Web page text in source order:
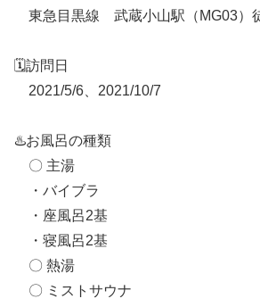
東急目黒線 武蔵小山駅（MG03）
🗓訪問日
2021/5/6、2021/10/7
♨️お風呂の種類
〇 主湯
・バイブラ
・座風呂2基
・寝風呂2基
〇 熱湯
〇 ミストサウナ